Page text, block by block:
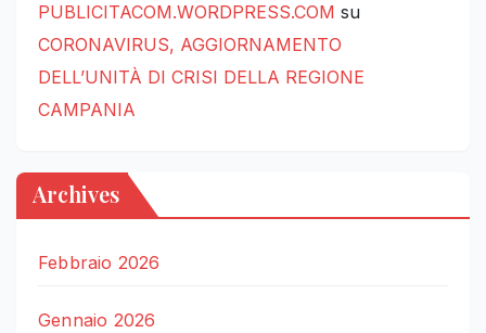
PUBLICITACOM.WORDPRESS.COM su
CORONAVIRUS, AGGIORNAMENTO
DELL’UNITÀ DI CRISI DELLA REGIONE
CAMPANIA
Archives
Febbraio 2026
Gennaio 2026